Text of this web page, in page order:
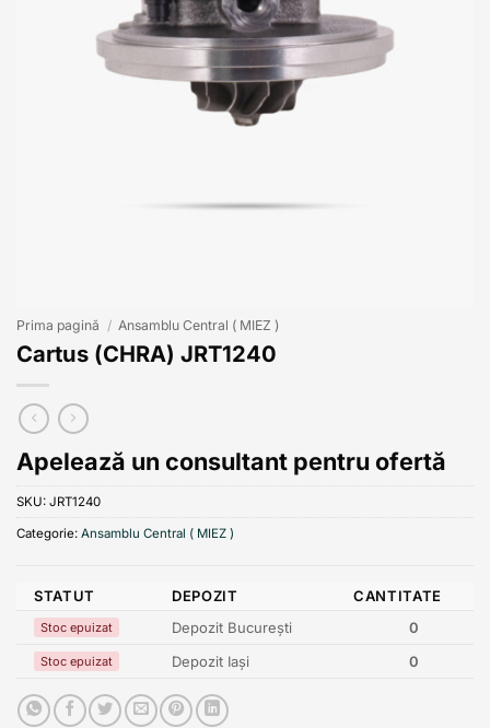
Prima pagină / Ansamblu Central ( MIEZ )
Cartus (CHRA) JRT1240
Apelează un consultant pentru ofertă
SKU: JRT1240
Categorie: Ansamblu Central ( MIEZ )
STATUT DEPOZIT CANTITATE
Stoc epuizat Depozit București 0
Stoc epuizat Depozit Iași 0